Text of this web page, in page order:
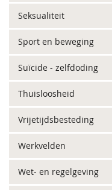
Seksualiteit
Sport en beweging
Suïcide - zelfdoding
Thuisloosheid
Vrijetijdsbesteding
Werkvelden
Wet- en regelgeving